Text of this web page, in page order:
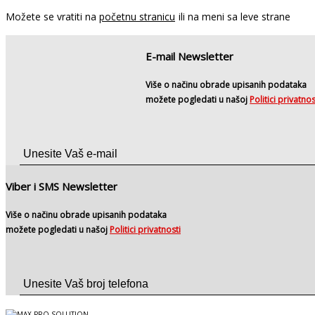
Možete se vratiti na početnu stranicu ili na meni sa leve strane
E-mail Newsletter
Više o načinu obrade upisanih podataka
možete pogledati u našoj Politici
Viber i SMS Newsletter
Više o načinu obrade upisanih podataka
možete pogledati u našoj Politici privatnosti